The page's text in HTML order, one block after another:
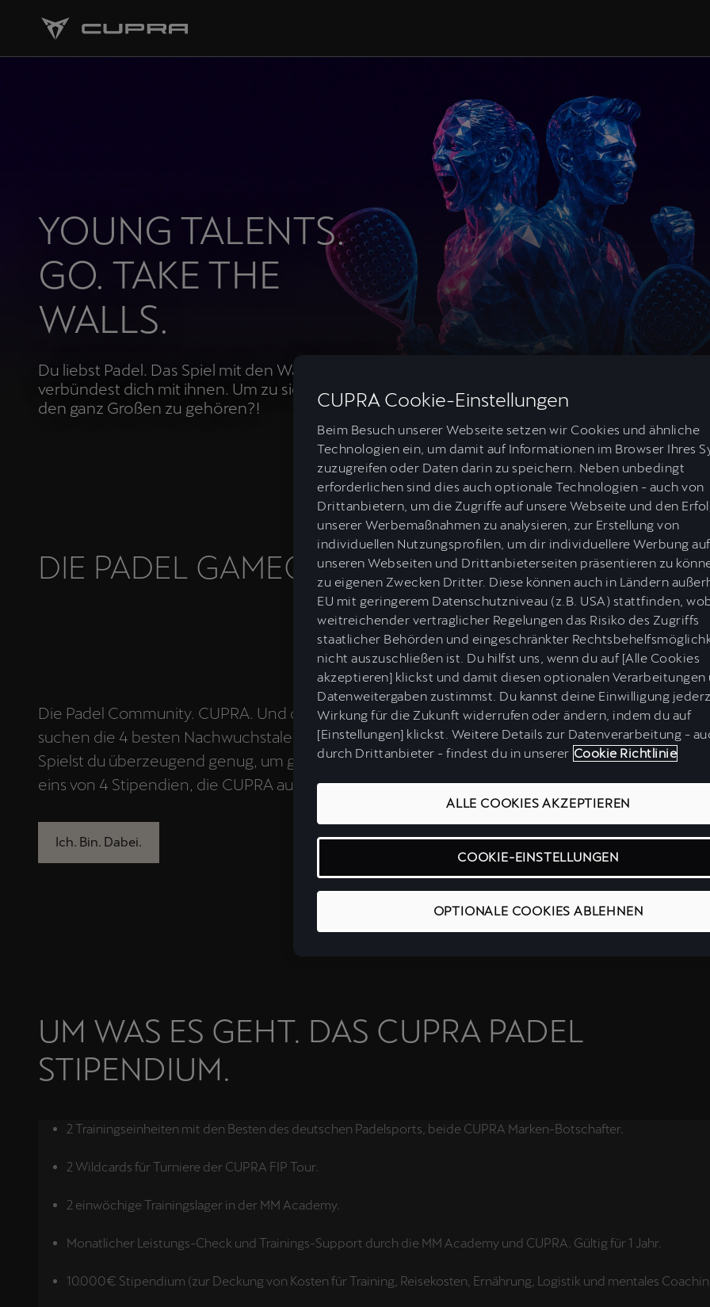
YOUNG TALENTS.
GO. TAKE THE
WALLS.
Du liebst Padel. Das Spiel mit den Wänden. Und
verbündest dich mit ihnen. Um zu siegen. Und zu
den ganz Großen zu gehören?!
DIE PADEL GAMECHANGERS CHALLENGE.
Die Padel Community. CUPRA. Und der internationale Padelverband
suchen die 4 besten Nachwuchstalente im Padelsport. Gehörst du dazu?
Spielst du überzeugend genug, um gefördert zu werden? Bewirb dich um
eins von 4 Stipendien, die CUPRA ausgesetzt hat.
Ich. Bin. Dabei.
UM WAS ES GEHT. DAS CUPRA PADEL
STIPENDIUM.
2 Trainingseinheiten mit den Besten des deutschen Padelsports, beide CUPRA Marken-Botschafter.
2 Wildcards für Turniere der CUPRA FIP Tour.
2 einwöchige Trainingslager in der MM Academy.
Monatlicher Leistungs-Check und Trainings-Support durch die MM Academy und CUPRA. Gültig für 1 Jahr.
10.000€ Stipendium (zur Deckung von Kosten für Training, Reisekosten, Ernährung, Logistik und mentales
CUPRA Cookie-Einstellungen
Beim Besuch unserer Webseite setzen wir Cookies und ähnliche
Technologien ein, um damit auf Informationen im Browser Ihres
zuzugreifen oder Daten darin zu speichern. Neben unbedingt
erforderlichen sind dies auch optionale Technologien - auch von
Drittanbietern, um die Zugriffe auf unsere Webseite und den
unserer Werbemaßnahmen zu analysieren, zur Erstellung von
individuellen Nutzungsprofilen, um dir individuellere Werbung auf
unseren Webseiten und Drittanbieterseiten präsentieren zu
zu eigenen Zwecken Dritter. Diese können auch in Ländern
EU mit geringerem Datenschutzniveau (z.B. USA) stattfinden,
weitreichender vertraglicher Regelungen das Risiko des Zugriffs
staatlicher Behörden und eingeschränkter
nicht auszuschließen ist. Du hilfst uns, wenn du auf [Alle Cookies
akzeptieren] klickst und damit diesen optionalen Verarbeitungen
Datenweitergaben zustimmst. Du kannst deine Einwilligung
Wirkung für die Zukunft widerrufen oder ändern, indem du auf
[Einstellungen] klickst. Weitere Details zur Datenverarbeitung -
durch Drittanbieter - findest du in unserer Cookie Richtlinie
OPTIONALE COOKIES ABLEHNEN
ALLE COOKIES AKZEPTIEREN
COOKIE-EINSTELLUNGEN